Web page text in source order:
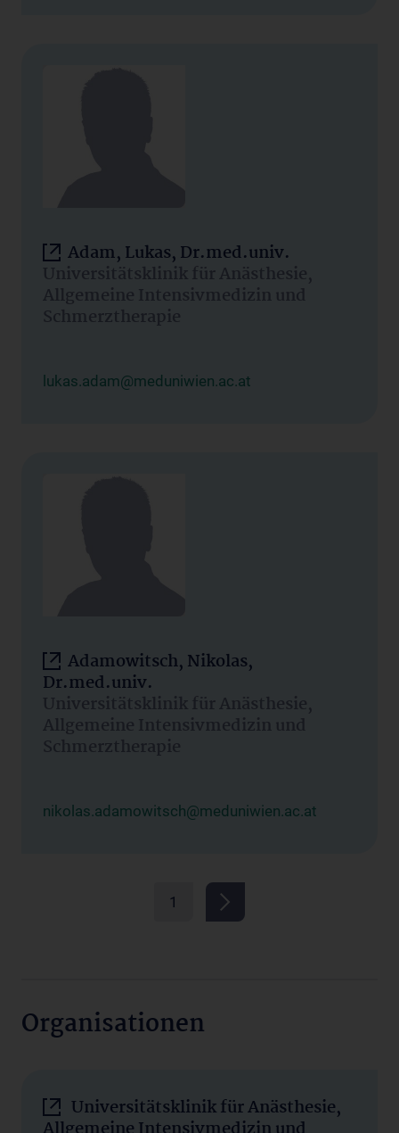
Adam, Lukas, Dr.med.univ.
Universitätsklinik für Anästhesie,
Allgemeine Intensivmedizin und
Schmerztherapie
lukas.adam@meduniwien.ac.at
Adamowitsch, Nikolas,
Dr.med.univ.
Universitätsklinik für Anästhesie,
Allgemeine Intensivmedizin und
Schmerztherapie
nikolas.adamowitsch@meduniwien.ac.at
1
Organisationen
Universitätsklinik für Anästhesie,